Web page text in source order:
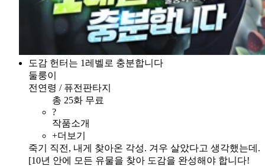
도감 헌터는 1레벨로 충분합니다
둘룽이
전연령 / 퓨전판타지
총 25화 무료
?
작품소개
+더보기
죽기 직전, 내게 찾아온 각성. 겨우 살았다고 생각했는데.
[10년 안에 모든 유물을 찾아 도감을 완성해야 합니다!